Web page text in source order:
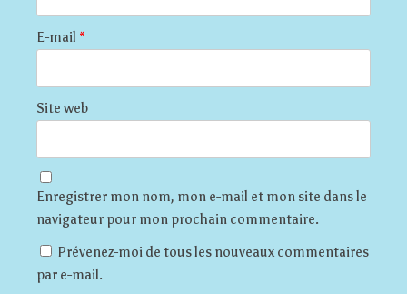
E-mail *
Site web
Enregistrer mon nom, mon e-mail et mon site dans le
navigateur pour mon prochain commentaire.
Prévenez-moi de tous les nouveaux commentaires
par e-mail.